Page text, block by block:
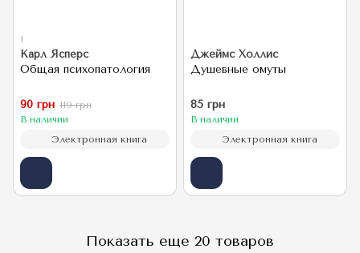
1
Карл Ясперс
Общая психопатология
90 грн 119 грн
В наличии
Электронная книга
Джеймс Холлис
Душевные омуты
85 грн
В наличии
Электронная книга
Показать еще 20 товаров